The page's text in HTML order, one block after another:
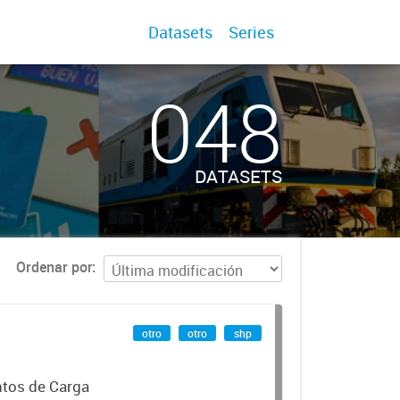
Datasets Series
048
DATASETS
Ordenar por
de Carga
otro otro shp